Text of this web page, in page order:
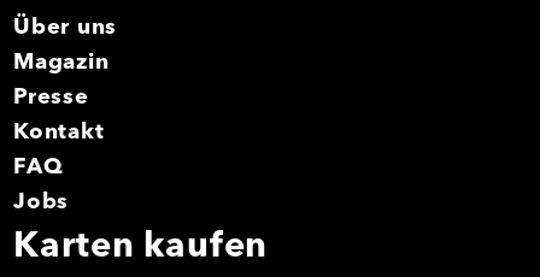
Über uns
Magazin
Presse
Kontakt
FAQ
Jobs
Karten kaufen